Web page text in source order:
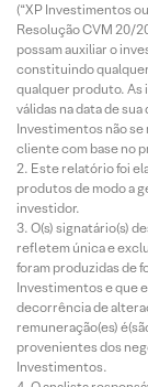
(“XP Investimentos
Resolução CVM 20/
possam auxiliar o
constituindo
qualquer produto. As
válidas na data de
Investimentos não
cliente com base no
Este relatório foi
produtos de modo a
investidor.
O(s) signatário(s)
refletem única e
foram produzidas de
Investimentos e que
decorrência de
remuneração(es)
provenientes dos
Investimentos.